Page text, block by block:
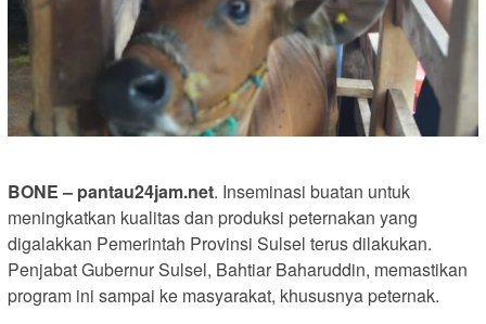
BONE – pantau24jam.net. Inseminasi buatan untuk
meningkatkan kualitas dan produksi peternakan yang
digalakkan Pemerintah Provinsi Sulsel terus dilakukan.
Penjabat Gubernur Sulsel, Bahtiar Baharuddin, memastikan
program ini sampai ke masyarakat, khususnya peternak.